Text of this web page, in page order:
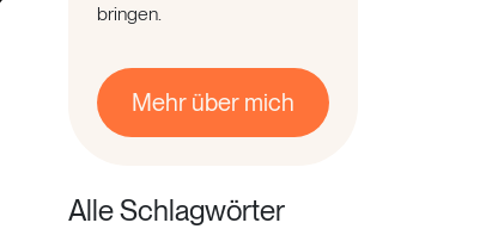
bringen.
Mehr über mich
Alle Schlagwörter